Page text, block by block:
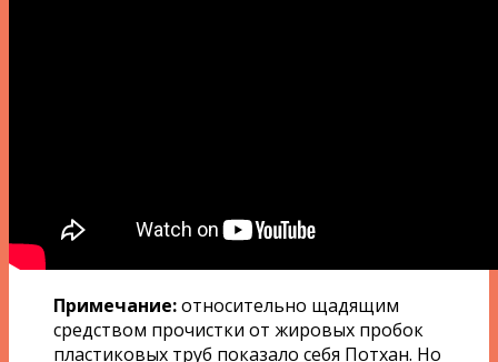
Примечание:относительно щадящим
средством прочистки от жировых пробок
пластиковых труб показало себя Потхан. Но